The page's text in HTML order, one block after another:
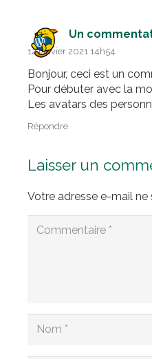
Un
12 janvier 2021 14h54
Bonjour, ceci est un
Pour débuter avec la
Les avatars des
Répondre
Laisser un
Votre adresse e-mail ne